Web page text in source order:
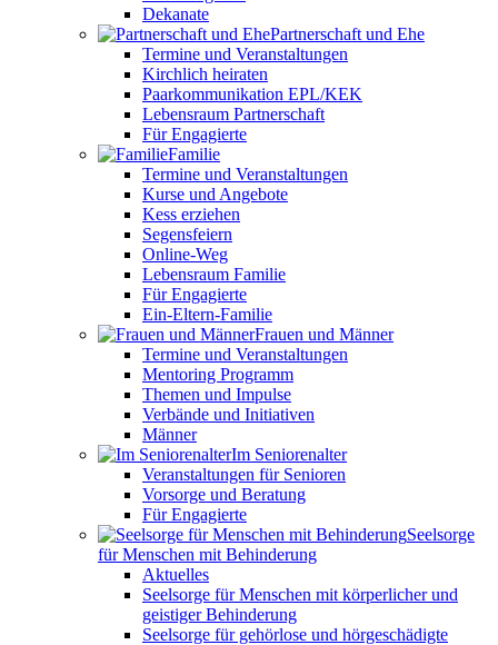
Dekanate
Partnerschaft und Ehe
Termine und Veranstaltungen
Kirchlich heiraten
Paarkommunikation EPL/KEK
Lebensraum Partnerschaft
Für Engagierte
Familie
Termine und Veranstaltungen
Kurse und Angebote
Kess erziehen
Segensfeiern
Online-Weg
Lebensraum Familie
Für Engagierte
Ein-Eltern-Familie
Frauen und Männer
Termine und Veranstaltungen
Mentoring Programm
Themen und Impulse
Verbände und Initiativen
Männer
Im Seniorenalter
Veranstaltungen für Senioren
Vorsorge und Beratung
Für Engagierte
Seelsorge
für Menschen mit Behinderung
Aktuelles
Seelsorge für Menschen mit körperlicher und
geistiger Behinderung
Seelsorge für gehörlose und hörgeschädigte